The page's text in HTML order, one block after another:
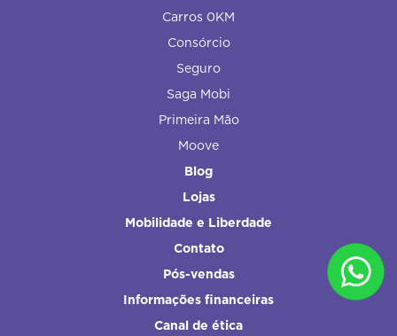
Carros 0KM
Consórcio
Seguro
Saga Mobi
Primeira Mão
Moove
Blog
Lojas
Mobilidade e Liberdade
Contato
Pós-vendas
Informações financeiras
Canal de ética